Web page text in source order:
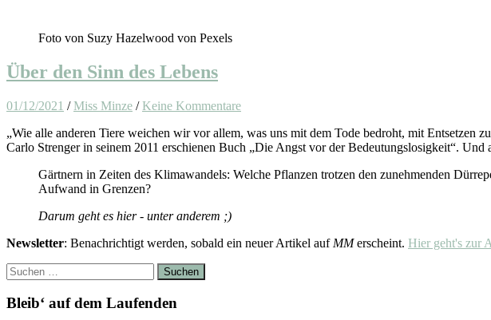
Foto von Suzy Hazelwood von Pexels
Über den Sinn des Lebens
01/12/2021 /Miss Minze /Keine Kommentare
„Wie alle anderen Tiere weichen wir vor allem, was uns mit dem Tode bedroht, mit Entsetzen
Carlo Strenger in seinem 2011 erschienen Buch „Die Angst vor der Bedeutungslosigkeit“.
Gärtnern in Zeiten des Klimawandels: Welche Pflanzen trotzen den zunehmenden
Aufwand in Grenzen?
Darum geht es hier - unter anderem ;)
Newsletter: Benachrichtigt werden, sobald ein neuer Artikel auf MMerscheint. Hier geht's zur
Suchen
nach:
Bleib‘ auf dem Laufenden